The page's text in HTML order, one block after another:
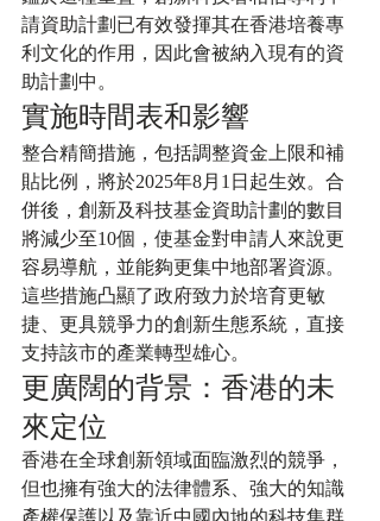
請資助計劃已有效發揮其在香港培養專
利文化的作用，因此會被納入現有的資
助計劃中。
實施時間表和影響
整合精簡措施，包括調整資金上限和補
貼比例，將於2025年8月1日起生效。合
併後，創新及科技基金資助計劃的數目
將減少至10個，使基金對申請人來說更
容易導航，並能夠更集中地部署資源。
這些措施凸顯了政府致力於培育更敏
捷、更具競爭力的創新生態系統，直接
支持該市的產業轉型雄心。
更廣闊的背景：香港的未
來定位
香港在全球創新領域面臨激烈的競爭，
但也擁有強大的法律體系、強大的知識